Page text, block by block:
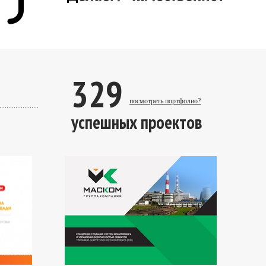
329 посмотреть портфолио?
успешных проектов